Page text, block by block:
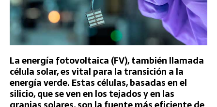
La energía fotovoltaica (FV), también llamada
célula solar, es vital para la transición a la
energía verde. Estas células, basadas en el
silicio, que se ven en los tejados y en las